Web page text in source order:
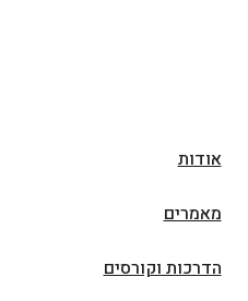
אודות
מאמרים
הדרכות וקורסים